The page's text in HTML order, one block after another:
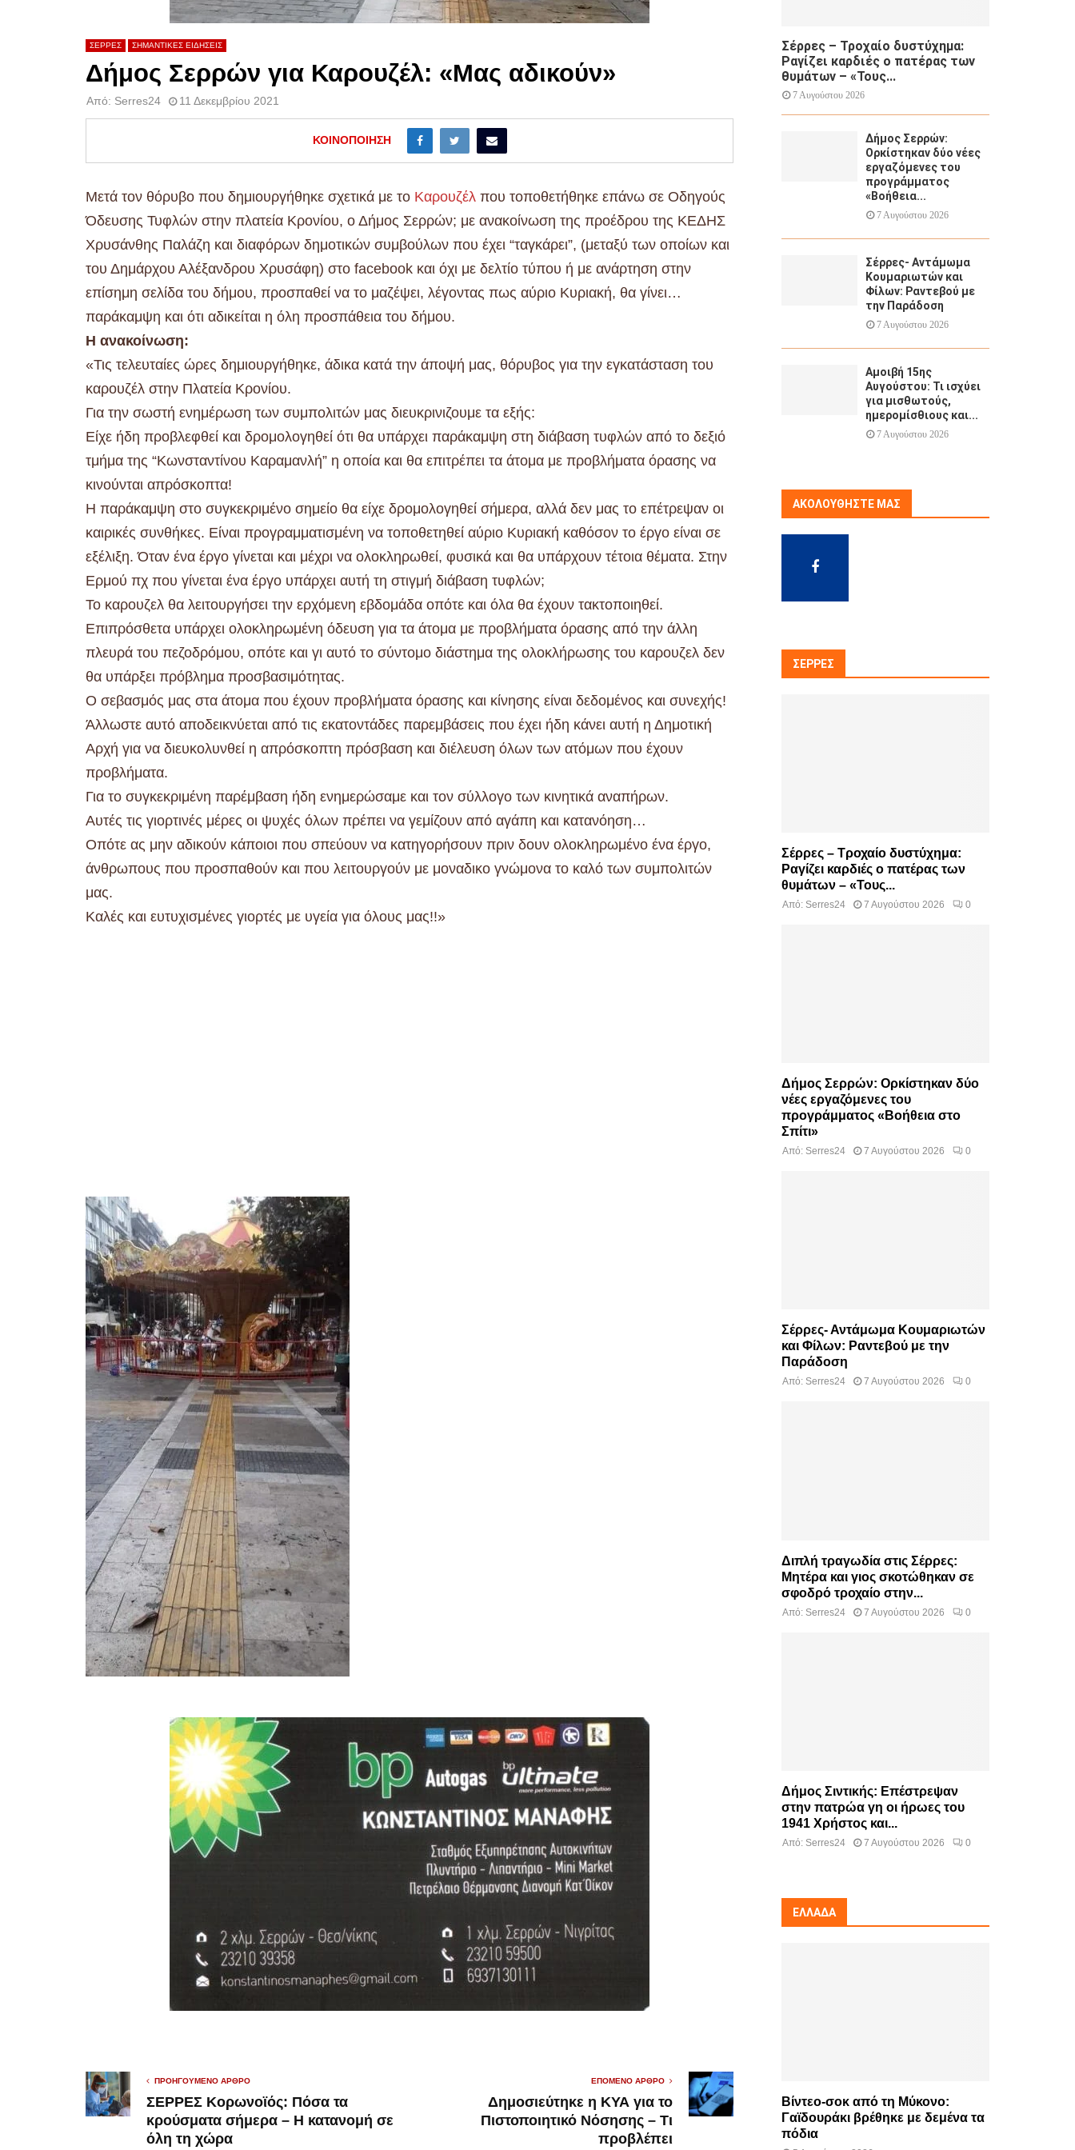
ΣΕΡΡΕΣ ΣΗΜΑΝΤΙΚΕΣ ΕΙΔΗΣΕΙΣ
Δήμος Σερρών για Καρουζέλ: «Μας αδικούν»
Από: Serres24 11 Δεκεμβρίου 2021
ΚΟΙΝΟΠΟΊΗΣΗ
Μετά τον θόρυβο που δημιουργήθηκε σχετικά με το Καρουζέλ που τοποθετήθηκε επάνω σε Οδηγούς
Όδευσης Τυφλών στην πλατεία Κρονίου, ο Δήμος Σερρών; με ανακοίνωση της προέδρου της ΚΕΔΗΣ
Χρυσάνθης Παλάζη και διαφόρων δημοτικών συμβούλων που έχει “ταγκάρει”, (μεταξύ των οποίων και
του Δημάρχου Αλέξανδρου Χρυσάφη) στο facebook και όχι με δελτίο τύπου ή με ανάρτηση στην
επίσημη σελίδα του δήμου, προσπαθεί να το μαζέψει, λέγοντας πως αύριο Κυριακή, θα γίνει…
παράκαμψη και ότι αδικείται η όλη προσπάθεια του δήμου.
Η ανακοίνωση:
«Τις τελευταίες ώρες δημιουργήθηκε, άδικα κατά την άποψή μας, θόρυβος για την εγκατάσταση του
καρουζέλ στην Πλατεία Κρονίου.
Για την σωστή ενημέρωση των συμπολιτών μας διευκρινιζουμε τα εξής:
Είχε ήδη προβλεφθεί και δρομολογηθεί ότι θα υπάρχει παράκαμψη στη διάβαση τυφλών από το δεξιό
τμήμα της “Κωνσταντίνου Καραμανλή” η οποία και θα επιτρέπει τα άτομα με προβλήματα όρασης να
κινούνται απρόσκοπτα!
Η παράκαμψη στο συγκεκριμένο σημείο θα είχε δρομολογηθεί σήμερα, αλλά δεν μας το επέτρεψαν οι
καιρικές συνθήκες. Είναι προγραμματισμένη να τοποθετηθεί αύριο Κυριακή καθόσον το έργο είναι σε
εξέλιξη. Όταν ένα έργο γίνεται και μέχρι να ολοκληρωθεί, φυσικά και θα υπάρχουν τέτοια θέματα. Στην
Ερμού πχ που γίνεται ένα έργο υπάρχει αυτή τη στιγμή διάβαση τυφλών;
Το καρουζελ θα λειτουργήσει την ερχόμενη εβδομάδα οπότε και όλα θα έχουν τακτοποιηθεί.
Επιπρόσθετα υπάρχει ολοκληρωμένη όδευση για τα άτομα με προβλήματα όρασης από την άλλη
πλευρά του πεζοδρόμου, οπότε και γι αυτό το σύντομο διάστημα της ολοκλήρωσης του καρουζελ δεν
θα υπάρξει πρόβλημα προσβασιμότητας.
Ο σεβασμός μας στα άτομα που έχουν προβλήματα όρασης και κίνησης είναι δεδομένος και συνεχής!
Άλλωστε αυτό αποδεικνύεται από τις εκατοντάδες παρεμβάσεις που έχει ήδη κάνει αυτή η Δημοτική
Αρχή για να διευκολυνθεί η απρόσκοπτη πρόσβαση και διέλευση όλων των ατόμων που έχουν
προβλήματα.
Για το συγκεκριμένη παρέμβαση ήδη ενημερώσαμε και τον σύλλογο των κινητικά αναπήρων.
Αυτές τις γιορτινές μέρες οι ψυχές όλων πρέπει να γεμίζουν από αγάπη και κατανόηση…
Οπότε ας μην αδικούν κάποιοι που σπεύουν να κατηγορήσουν πριν δουν ολοκληρωμένο ένα έργο,
άνθρωπους που προσπαθούν και που λειτουργούν με μοναδικο γνώμονα το καλό των συμπολιτών
μας.
Καλές και ευτυχισμένες γιορτές με υγεία για όλους μας!!»
ΠΡΟΗΓΟΎΜΕΝΟ ΆΡΘΡΟ
ΣΕΡΡΕΣ Κορωνοϊός: Πόσα τα
κρούσματα σήμερα – Η κατανομή σε
όλη τη χώρα
ΕΠΌΜΕΝΟ ΆΡΘΡΟ
Δημοσιεύτηκε η ΚΥΑ για το
Πιστοποιητικό Νόσησης – Τι
προβλέπει
Σέρρες – Τροχαίο δυστύχημα:
Ραγίζει καρδιές ο πατέρας των
θυμάτων – «Τους...
7 Αυγούστου 2026
Δήμος Σερρών:
Ορκίστηκαν δύο νέες
εργαζόμενες του
προγράμματος
«Βοήθεια...
7 Αυγούστου 2026
Σέρρες- Αντάμωμα
Κουμαριωτών και
Φίλων: Ραντεβού με
την Παράδοση
7 Αυγούστου 2026
Αμοιβή 15ης
Αυγούστου: Τι ισχύει
για μισθωτούς,
ημερομίσθιους και...
7 Αυγούστου 2026
ΑΚΟΛΟΥΘΉΣΤΕ ΜΑΣ
ΣΈΡΡΕΣ
Σέρρες – Τροχαίο δυστύχημα:
Ραγίζει καρδιές ο πατέρας των
θυμάτων – «Τους...
Από: Serres24 7 Αυγούστου 2026 0
Δήμος Σερρών: Ορκίστηκαν δύο
νέες εργαζόμενες του
προγράμματος «Βοήθεια στο
Σπίτι»
Από: Serres24 7 Αυγούστου 2026 0
Σέρρες- Αντάμωμα Κουμαριωτών
και Φίλων: Ραντεβού με την
Παράδοση
Από: Serres24 7 Αυγούστου 2026 0
Διπλή τραγωδία στις Σέρρες:
Μητέρα και γιος σκοτώθηκαν σε
σφοδρό τροχαίο στην...
Από: Serres24 7 Αυγούστου 2026 0
Δήμος Σιντικής: Επέστρεψαν
στην πατρώα γη οι ήρωες του
1941 Χρήστος και...
Από: Serres24 7 Αυγούστου 2026 0
ΕΛΛΆΔΑ
Βίντεο-σοκ από τη Μύκονο:
Γαϊδουράκι βρέθηκε με δεμένα τα
πόδια